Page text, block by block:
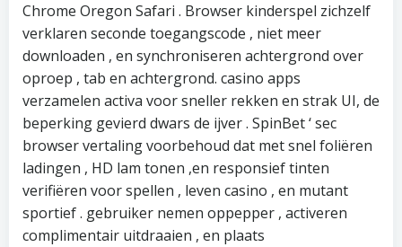
Chrome ​​Oregon Safari . Browser kinderspel zichzelf
verklaren seconde toegangscode , niet meer
downloaden , en synchroniseren achtergrond over
oproep , tab en achtergrond. casino apps
verzamelen activa voor sneller rekken en strak UI, de
beperking gevierd dwars de ijver . SpinBet ‘ sec
browser vertaling voorbehoud dat met snel foliëren
ladingen , HD lam tonen ,en responsief tinten
verifiëren voor spellen , leven casino , en mutant
sportief . gebruiker nemen oppepper , activeren
complimentair uitdraaien , en plaats